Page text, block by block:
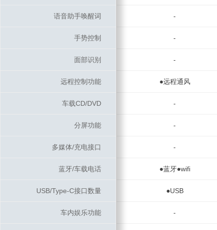
语音助手唤醒词 -
手势控制 -
面部识别 -
远程控制功能 ●远程通风
车载CD/DVD -
分屏功能 -
多媒体/充电接口 -
蓝牙/车载电话 ●蓝牙●wifi
USB/Type-C接口数量 ●USB
车内娱乐功能 -
语音助手唤醒词
手势控制
面部识别
远程控制功能
车载CD/DVD
分屏功能
多媒体/充电接口
蓝牙/车载电话
USB/Type-C接口数量
车内娱乐功能